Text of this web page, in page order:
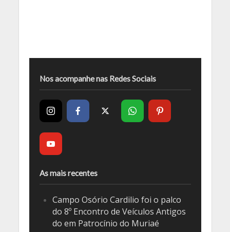
Nos acompanhe nas Redes Sociais
As mais recentes
Campo Osório Cardilio foi o palco
do 8º Encontro de Veículos Antigos
do em Patrocínio do Muriaé